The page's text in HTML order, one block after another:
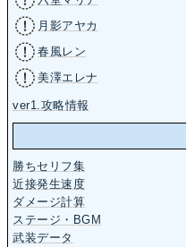
月影アヤカ
春風レン
美澤エレナ
ver1.攻略情報
勝ちセリフ集
近接発生速度
ダメージ計算
ステージ・BGM
武装データ